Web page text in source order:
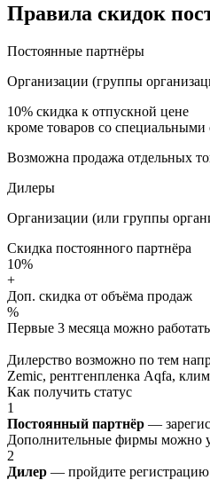
Правила скидок
Постоянные партнёры
Организации (группы
10% скидка к отпускной цене
кроме товаров со специальными
Возможна продажа отдельных
Дилеры
Организации (или группы
Скидка постоянного партнёра
10%
+
Доп. скидка от объёма продаж
%
Первые 3 месяца можно
Дилерство возможно по тем
Zemic, рентгенпленка Aqfa,
Как получить статус
1
Постоянный партнёр —
Дополнительные фирмы можно
2
Дилер — пройдите регистрацию